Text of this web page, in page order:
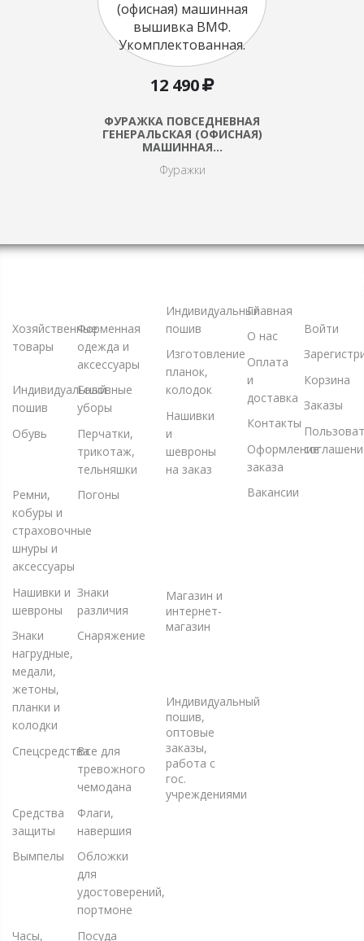
12 490
ФУРАЖКА ПОВСЕДНЕВНАЯ
ГЕНЕРАЛЬСКАЯ (ОФИСНАЯ)
МАШИННАЯ…
Фуражки
Хозяйственные
товары
Форменная
одежда и
аксессуары
Индивидуальный
пошив
Головные
уборы
Обувь
Перчатки,
трикотаж,
тельняшки
Ремни,
кобуры и
страховочные
шнуры и
аксессуары
Погоны
Нашивки и
шевроны
Знаки
различия
Знаки
нагрудные,
медали,
жетоны,
планки и
колодки
Снаряжение
СпецсредстваВсе для
тревожного
чемодана
Средства
защиты
Флаги,
навершия
Вымпелы
Обложки
для
удостоверений,
портмоне
Часы,
Посуда
Индивидуальный
пошив
Изготовление
планок,
колодок
Нашивки
и
шевроны
на заказ
Магазин и
интернет-
магазин
Индивидуальный
пошив,
оптовые
заказы,
работа с
гос.
учреждениями
Главная
О нас
Оплата
и
доставка
Контакты
Оформление
заказа
Вакансии
Войти
Корзина
Заказы